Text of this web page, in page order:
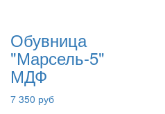
Обувница
"Марсель-5"
МДФ
7 350 руб